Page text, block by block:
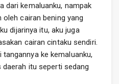
dari kemaluanku, nampak
cairan bening yang
dijarinya itu, aku juga
cairan cintaku sendiri.
ke kemaluanku,
itu seperti sedang